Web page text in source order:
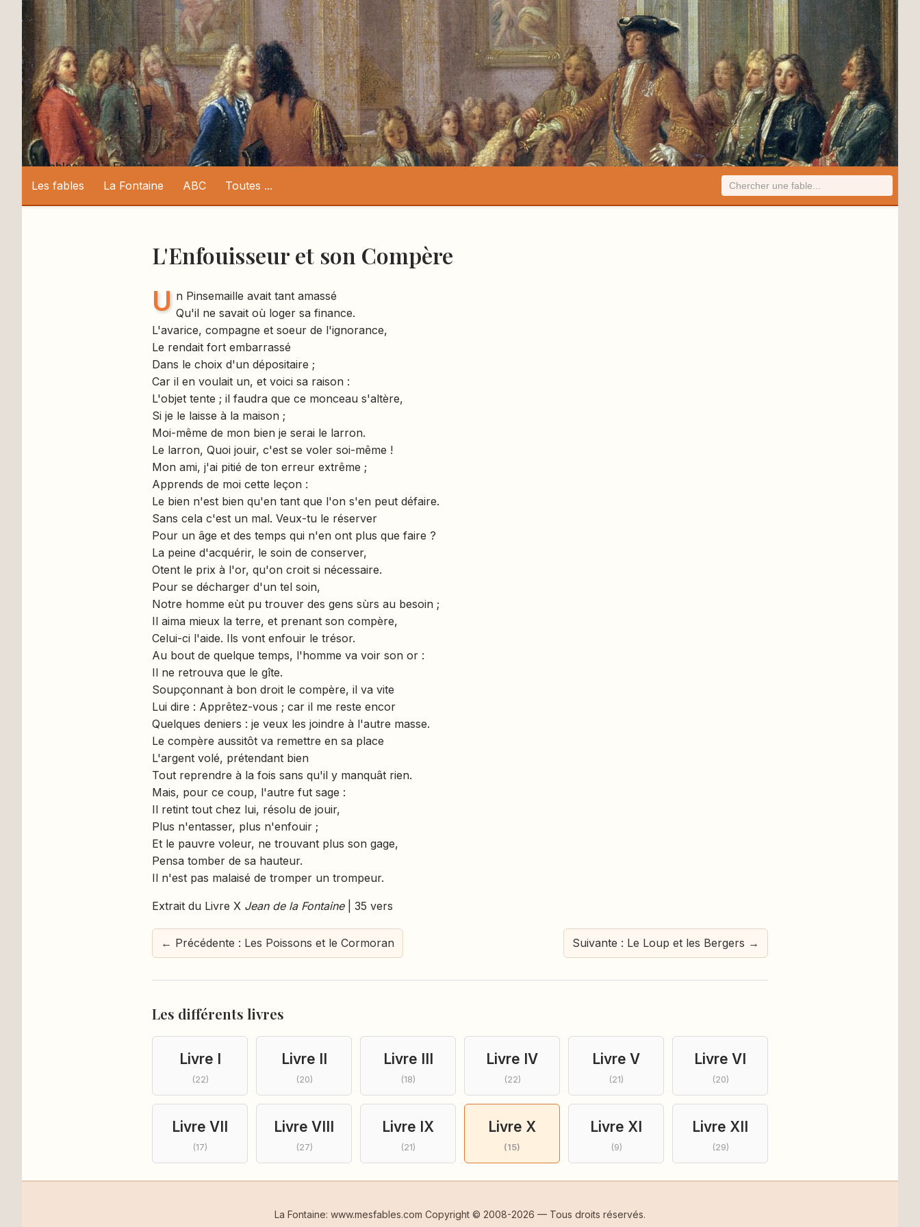
Les fables de La Fontaine
Les fables
La Fontaine ABC Toutes ...
L'Enfouisseur et son Compère
U n Pinsemaille avait tant amassé
Qu'il ne savait où loger sa finance.
L'avarice, compagne et soeur de l'ignorance,
Le rendait fort embarrassé
Dans le choix d'un dépositaire ;
Car il en voulait un, et voici sa raison :
L'objet tente ; il faudra que ce monceau s'altère,
Si je le laisse à la maison ;
Moi-même de mon bien je serai le larron.
Le larron, Quoi jouir, c'est se voler soi-même !
Mon ami, j'ai pitié de ton erreur extrême ;
Apprends de moi cette leçon :
Le bien n'est bien qu'en tant que l'on s'en peut défaire.
Sans cela c'est un mal. Veux-tu le réserver
Pour un âge et des temps qui n'en ont plus que faire ?
La peine d'acquérir, le soin de conserver,
Otent le prix à l'or, qu'on croit si nécessaire.
Pour se décharger d'un tel soin,
Notre homme eùt pu trouver des gens sùrs au besoin ;
Il aima mieux la terre, et prenant son compère,
Celui-ci l'aide. Ils vont enfouir le trésor.
Au bout de quelque temps, l'homme va voir son or :
Il ne retrouva que le gîte.
Soupçonnant à bon droit le compère, il va vite
Lui dire : Apprêtez-vous ; car il me reste encor
Quelques deniers : je veux les joindre à l'autre masse.
Le compère aussitôt va remettre en sa place
L'argent volé, prétendant bien
Tout reprendre à la fois sans qu'il y manquât rien.
Mais, pour ce coup, l'autre fut sage :
Il retint tout chez lui, résolu de jouir,
Plus n'entasser, plus n'enfouir ;
Et le pauvre voleur, ne trouvant plus son gage,
Pensa tomber de sa hauteur.
Il n'est pas malaisé de tromper un trompeur.
Extrait du Livre X Jean de la Fontaine| 35 vers
← Précédente : Les Poissons et le Cormoran Suivante : Le Loup et les Bergers →
Les différents livres
Livre I
(22)
Livre II
(20)
Livre III
(18)
Livre IV
(22)
Livre V
(21)
Livre VI
(20)
Livre VII
(17)
Livre VIII
(27)
Livre IX
(21)
Livre X
(15)
Livre XI
(9)
Livre XII
(29)
La Fontaine: www.mesfables.com Copyright © 2008-2026 — Tous droits réservés.